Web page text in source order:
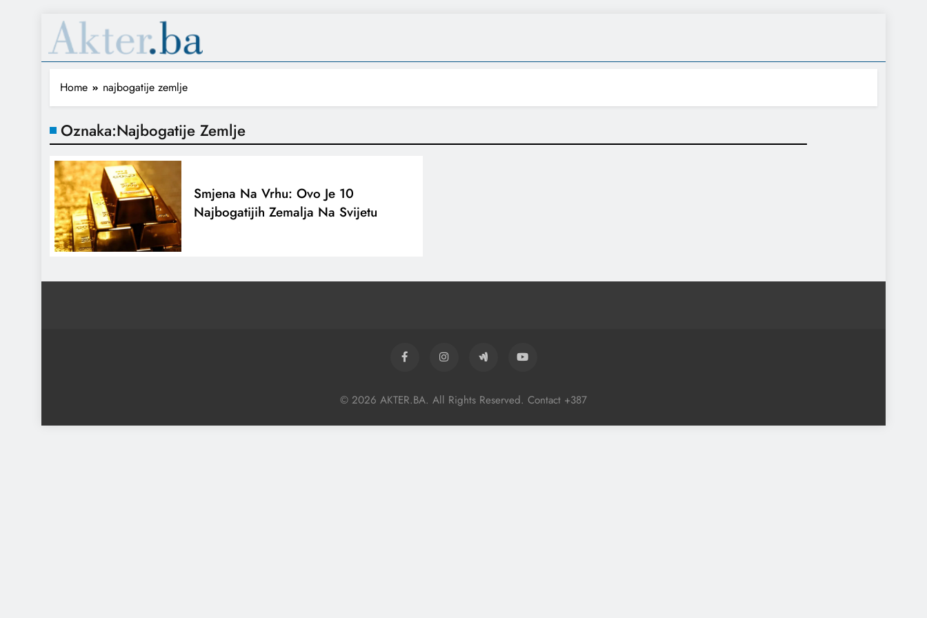
Home najbogatije zemlje
Oznaka:Najbogatije Zemlje
Smjena Na Vrhu: Ovo Je 10
Najbogatijih Zemalja Na Svijetu
© 2026 AKTER.BA. All Rights Reserved. Contact +387